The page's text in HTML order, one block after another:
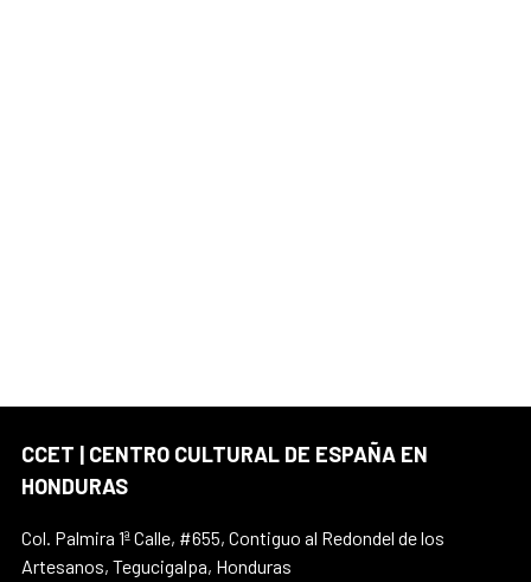
CCET | CENTRO CULTURAL DE ESPAÑA EN
HONDURAS
Col. Palmira 1ª Calle, #655, Contiguo al Redondel de los
Artesanos, Tegucigalpa, Honduras